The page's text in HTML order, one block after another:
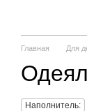
Главная Для
Наполнитель: